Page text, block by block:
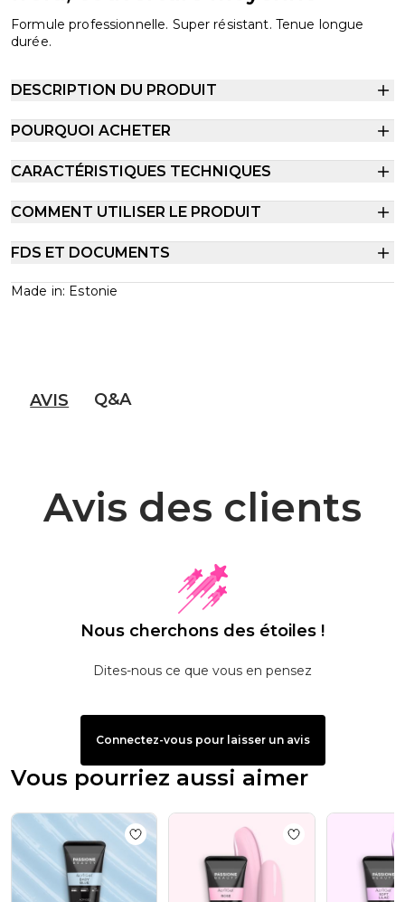
Formule professionnelle. Super résistant. Tenue longue
durée.
DESCRIPTION DU PRODUIT
POURQUOI ACHETER
CARACTÉRISTIQUES TECHNIQUES
COMMENT UTILISER LE PRODUIT
FDS ET DOCUMENTS
Made in: Estonie
AVIS Q&A
Avis des clients
Nous cherchons des étoiles !
Dites-nous ce que vous en pensez
Connectez-vous pour laisser un avis
Vous pourriez aussi aimer
Add to wishlist AcrilGel® Baby Blue 30 ml
Add to wishlist